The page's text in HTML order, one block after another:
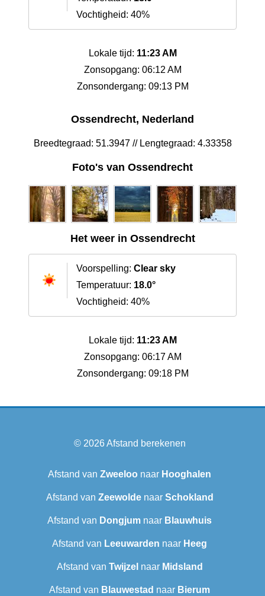
Vochtigheid: 40%
Lokale tijd: 11:23 AM
Zonsopgang: 06:12 AM
Zonsondergang: 09:13 PM
Ossendrecht, Nederland
Breedtegraad: 51.3947 // Lengtegraad: 4.33358
Foto's van Ossendrecht
Het weer in Ossendrecht
Voorspelling: Clear sky
Temperatuur: 18.0°
Vochtigheid: 40%
Lokale tijd: 11:23 AM
Zonsopgang: 06:17 AM
Zonsondergang: 09:18 PM
© 2026Afstand berekenen
Afstand van Zweeloo naar Hooghalen
Afstand van Zeewoldenaar Schokland
Afstand van Dongjum naar Blauwhuis
Afstand van Leeuwarden naar Heeg
Afstand van Twijzel naar Midsland
Afstand van Blauwestad naar Bierum